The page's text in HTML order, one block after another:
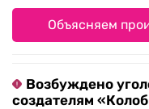
Объясняем
Возбуждено
создателям